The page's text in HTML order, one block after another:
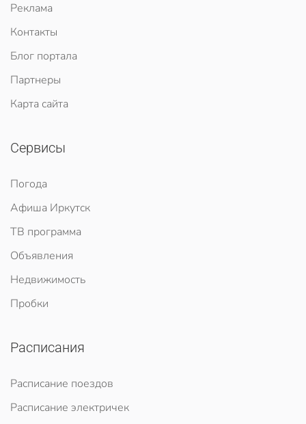
Реклама
Контакты
Блог портала
Партнеры
Карта сайта
Сервисы
Погода
Афиша Иркутск
ТВ программа
Объявления
Недвижимость
Пробки
Расписания
Расписание поездов
Расписание электричек